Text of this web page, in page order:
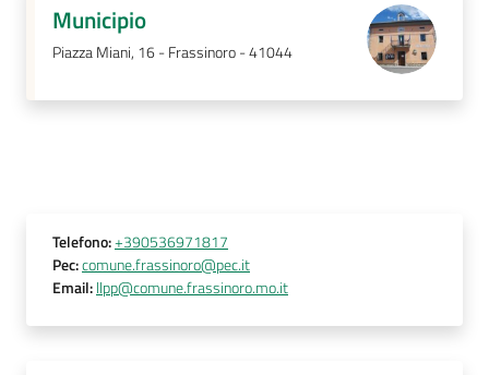
Municipio
Piazza Miani, 16 - Frassinoro - 41044
Telefono:+390536971817
Pec:comune.frassinoro@pec.it
Email:llpp@comune.frassinoro.mo.it